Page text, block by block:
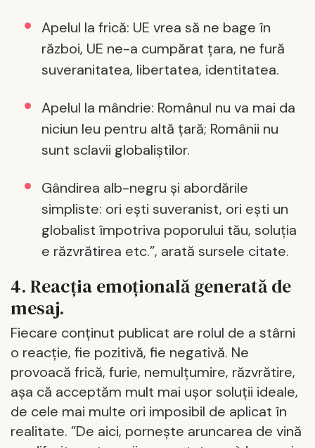
Apelul la frică: UE vrea să ne bage în
război, UE ne-a cumpărat țara, ne fură
suveranitatea, libertatea, identitatea.
Apelul la mândrie: Românul nu va mai da
niciun leu pentru altă ţară; Românii nu
sunt sclavii globaliștilor.
Gândirea alb-negru şi abordările
simpliste: ori eşti suveranist, ori eşti un
globalist împotriva poporului tău, soluţia
e răzvrătirea etc.”, arată sursele citate.
4. Reacția emoțională generată de
mesaj.
Fiecare conţinut publicat are rolul de a stârni
o reacţie, fie pozitivă, fie negativă. Ne
provoacă frică, furie, nemulţumire, răzvrătire,
aşa că acceptăm mult mai uşor soluţii ideale,
de cele mai multe ori imposibil de aplicat în
realitate. ”De aici, pornește aruncarea de vină